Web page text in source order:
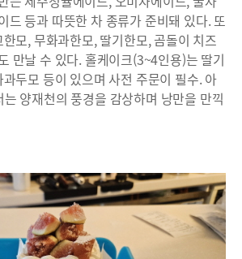
드 등과 따뜻한 차 종류가 준비돼 있다. 또
모, 무화과한모, 딸기한모, 곰돌이 치즈
만날 수 있다. 홀케이크(3~4인용)는 딸기
두모 등이 있으며 사전 주문이 필수. 아
양재천의 풍경을 감상하며 낭만을 만끽